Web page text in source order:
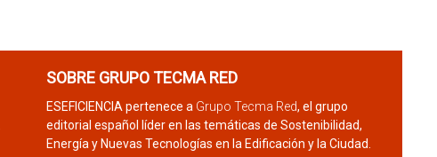
SOBRE GRUPO TECMA RED
ESEFICIENCIA pertenece a Grupo Tecma Red, el grupo
editorial español líder en las temáticas de Sostenibilidad,
Energía y Nuevas Tecnologías en la Edificación y la Ciudad.